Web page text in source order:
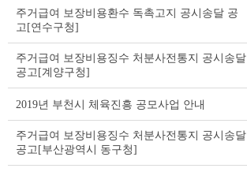
기
타
고
리
스
트
테
이
블
주거급여 보장비용환수 독촉고지 공시송달 공
고[연수구청]
주거급여 보장비용징수 처분사전통지 공시송달
공고[계양구청]
2019년 부천시 체육진흥 공모사업 안내
주거급여 보장비용징수 처분사전통지 공시송달
공고[부산광역시 동구청]